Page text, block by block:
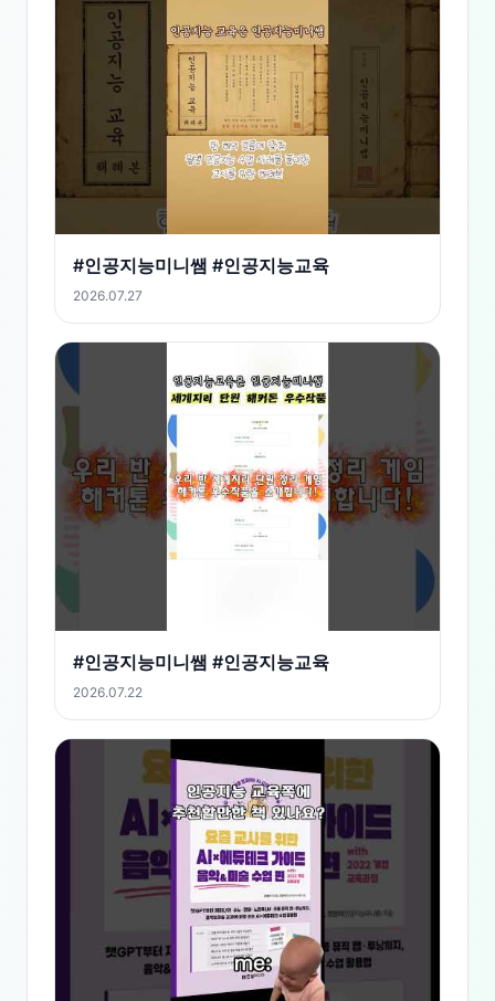
#인공지능미니쌤 #인공지능교육
2026.07.27
#인공지능미니쌤 #인공지능교육
2026.07.22